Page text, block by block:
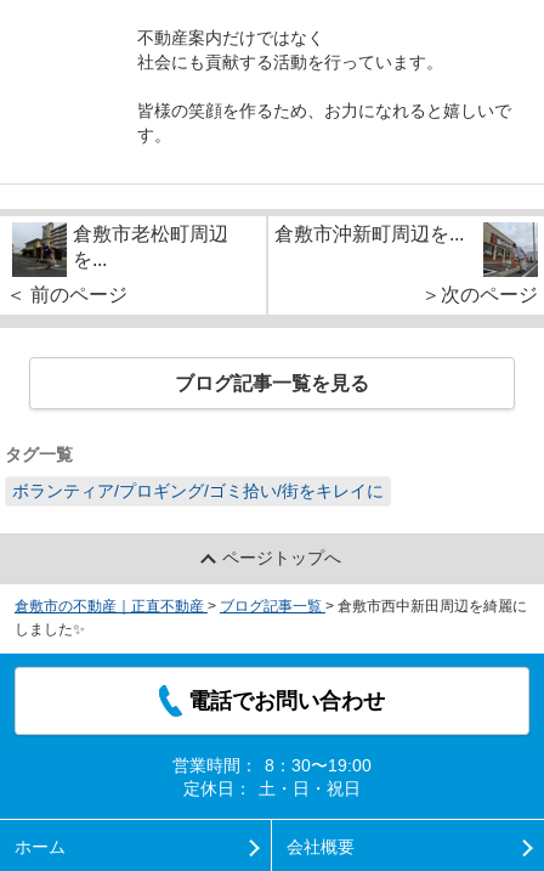
不動産案内だけではなく
社会にも貢献する活動を行っています。
皆様の笑顔を作るため、お力になれると嬉しいで
す。
倉敷市老松町周辺
を...
＜ 前のページ
倉敷市沖新町周辺を...
＞次のページ
ブログ記事一覧を見る
タグ一覧
ボランティア/プロギング/ゴミ拾い/街をキレイに
ページトップへ
倉敷市の不動産｜正直不動産 > ブログ記事一覧 > 倉敷市西中新田周辺を綺麗に
しました✨
電話でお問い合わせ
営業時間：
8：30〜19:00
定休日：
土・日・祝日
ホーム 会社概要